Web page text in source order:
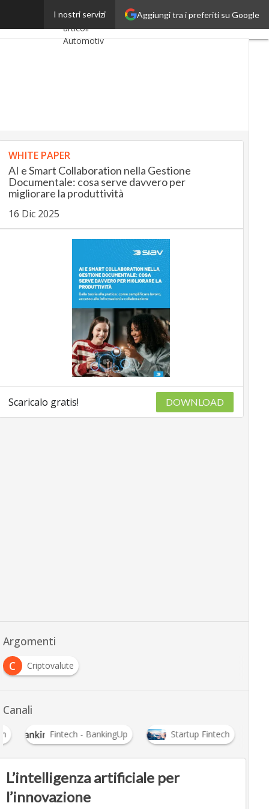
Aggiungi tra i preferiti su Google
I nostri servizi
Ultimi
articoli
AutomotiveUp
SmartMobilityUp
Proptech
Startup
WHITE PAPER
AI e Smart Collaboration nella Gestione
Documentale: cosa serve davvero per
migliorare la produttività
16 Dic 2025
Scaricalo gratis! DOWNLOAD
Argomenti
C
Criptovalute
Canali
Fintech - BankingUp Startup Fintech
L’intelligenza artificiale per
l’innovazione